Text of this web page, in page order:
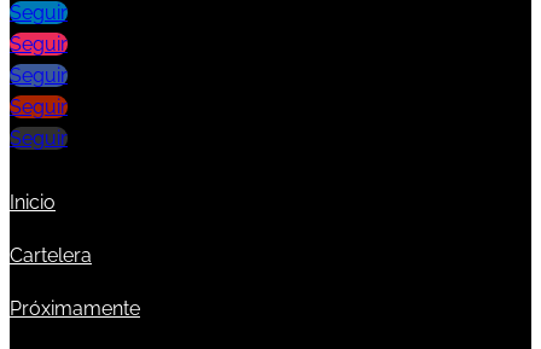
Seguir
Seguir
Seguir
Seguir
Seguir
Inicio
Cartelera
Próximamente